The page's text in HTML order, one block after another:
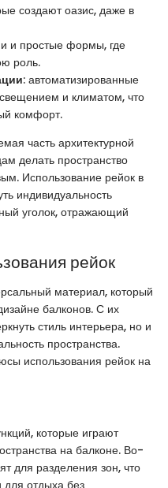
создают оазис, даже в
и простые формы, где
роль.
: автоматизированные
и климатом, что
комфорт.
часть архитектурной
делать пространство
Использование рейок в
индивидуальность
уголок, отражающий
рейок
материал, который
балконов. С их
стиль интерьера, но и
пространства.
использования рейок на
которые играют
на балконе. Во-
для разделения зон, что